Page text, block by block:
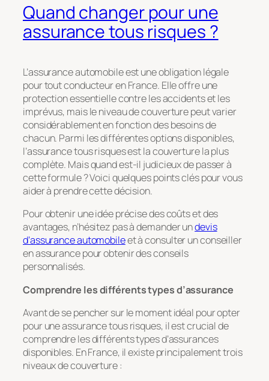
Quand changer pour une
assurance tous risques ?
L’assurance automobile est une obligation légale
pour tout conducteur en France. Elle offre une
protection essentielle contre les accidents et les
imprévus, mais le niveau de couverture peut varier
considérablement en fonction des besoins de
chacun. Parmi les différentes options disponibles,
l’assurance tous risques est la couverture la plus
complète. Mais quand est-il judicieux de passer à
cette formule ? Voici quelques points clés pour vous
aider à prendre cette décision.
Pour obtenir une idée précise des coûts et des
avantages, n’hésitez pas à demander undevis
d’assurance automobileet à consulter un conseiller
en assurance pour obtenir des conseils
personnalisés.
Comprendre les différents types d’assurance
Avant de se pencher sur le moment idéal pour opter
pour une assurance tous risques, il est crucial de
comprendre les différents types d’assurances
disponibles. En France, il existe principalement trois
niveaux de couverture :